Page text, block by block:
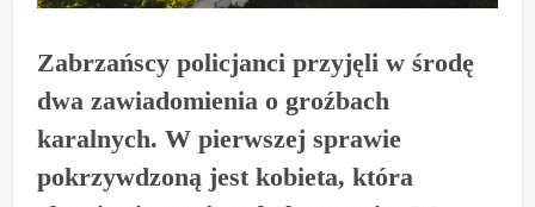
Zabrzańscy policjanci przyjęli w środę
dwa zawiadomienia o groźbach
karalnych. W pierwszej sprawie
pokrzywdzoną jest kobieta, która